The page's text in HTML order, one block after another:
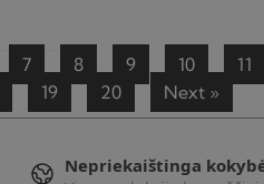
7 8 9 10 11
19 20 Next »
Nepriekaištinga